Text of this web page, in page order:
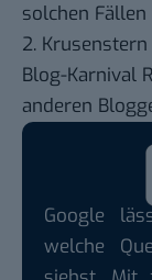
solchen
2.
Blog-Karnival
anderen
Google
welche